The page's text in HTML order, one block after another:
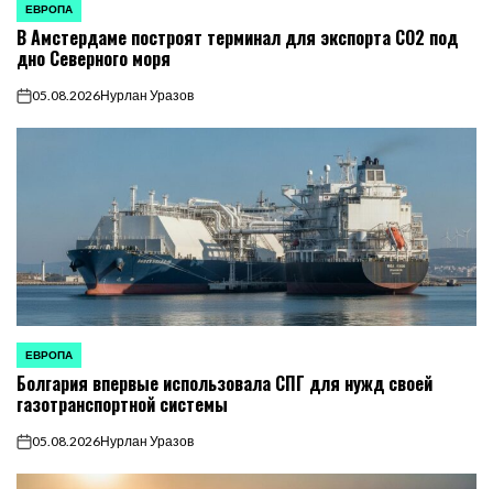
ОПУБЛИКОВАНО
В
ЕВРОПА
В Амстердаме построят терминал для экспорта CO2 под
дно Северного моря
on05.08.2026Нурлан Уразов
ОПУБЛИКОВАНО
В
ЕВРОПА
Болгария впервые использовала СПГ для нужд своей
газотранспортной системы
on05.08.2026Нурлан Уразов